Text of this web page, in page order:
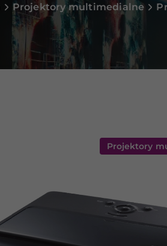
Projektory multimedialne
Projektory